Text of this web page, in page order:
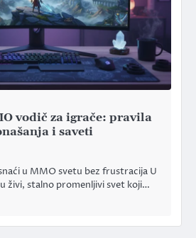
vodič za igrače: pravila
i saveti
u MMO svetu bez frustracija U
živi, stalno promenljivi svet koji…